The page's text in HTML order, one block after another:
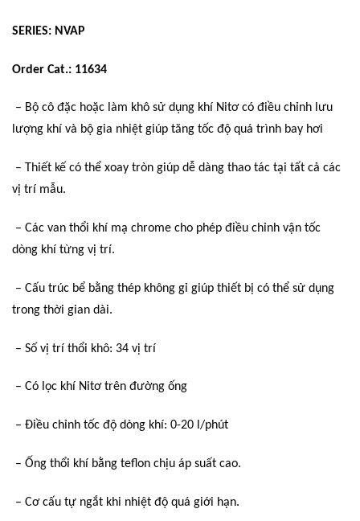
SERIES: NVAP
Order Cat.: 11634
– Bộ cô đặc hoặc làm khô sử dụng khí Nitơ có điều chỉnh lưu
lượng khí và bộ gia nhiệt giúp tăng tốc độ quá trình bay hơi
– Thiết kế có thể xoay tròn giúp dễ dàng thao tác tại tất cả các
vị trí mẫu.
– Các van thổi khí mạ chrome cho phép điều chỉnh vận tốc
dòng khí từng vị trí.
– Cấu trúc bể bằng thép không gỉ giúp thiết bị có thể sử dụng
trong thời gian dài.
– Số vị trí thổi khô: 34 vị trí
– Có lọc khí Nitơ trên đường ống
– Điều chỉnh tốc độ dòng khí: 0-20 l/phút
– Ống thổi khí bằng teflon chịu áp suất cao.
– Cơ cấu tự ngắt khi nhiệt độ quá giới hạn.